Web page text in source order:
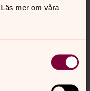
mer om våra